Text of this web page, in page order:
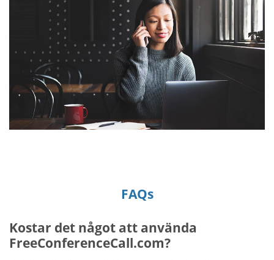
FAQs
Kostar det något att använda
FreeConferenceCall.com?